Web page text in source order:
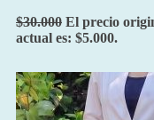
$30.000 El precio
actual es: $5.000.